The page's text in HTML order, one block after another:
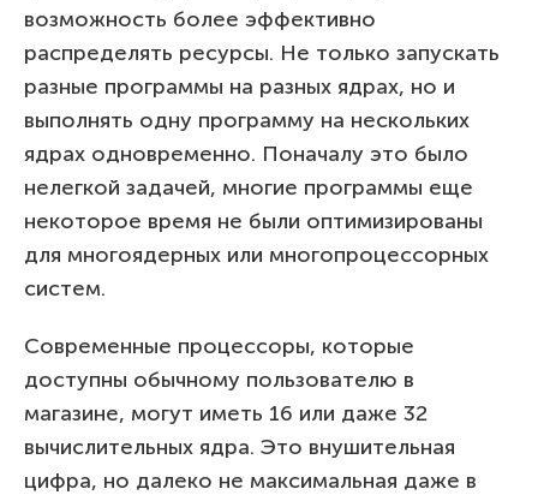
возможность более эффективно
распределять ресурсы. Не только запускать
разные программы на разных ядрах, но и
выполнять одну программу на нескольких
ядрах одновременно. Поначалу это было
нелегкой задачей, многие программы еще
некоторое время не были оптимизированы
для многоядерных или многопроцессорных
систем.
Современные процессоры, которые
доступны обычному пользователю в
магазине, могут иметь 16 или даже 32
вычислительных ядра. Это внушительная
цифра, но далеко не максимальная даже в